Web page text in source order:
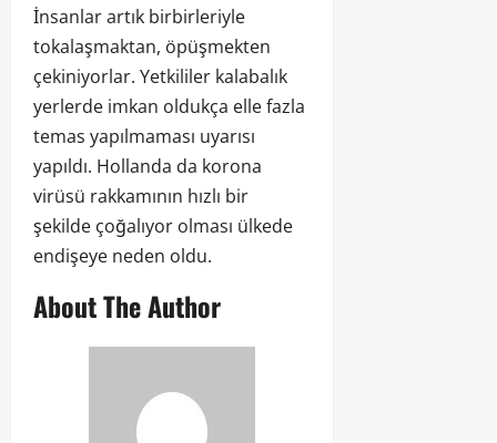
İnsanlar artık birbirleriyle
tokalaşmaktan, öpüşmekten
çekiniyorlar. Yetkililer kalabalık
yerlerde imkan oldukça elle fazla
temas yapılmaması uyarısı
yapıldı. Hollanda da korona
virüsü rakkamının hızlı bir
şekilde çoğalıyor olması ülkede
endişeye neden oldu.
About The Author